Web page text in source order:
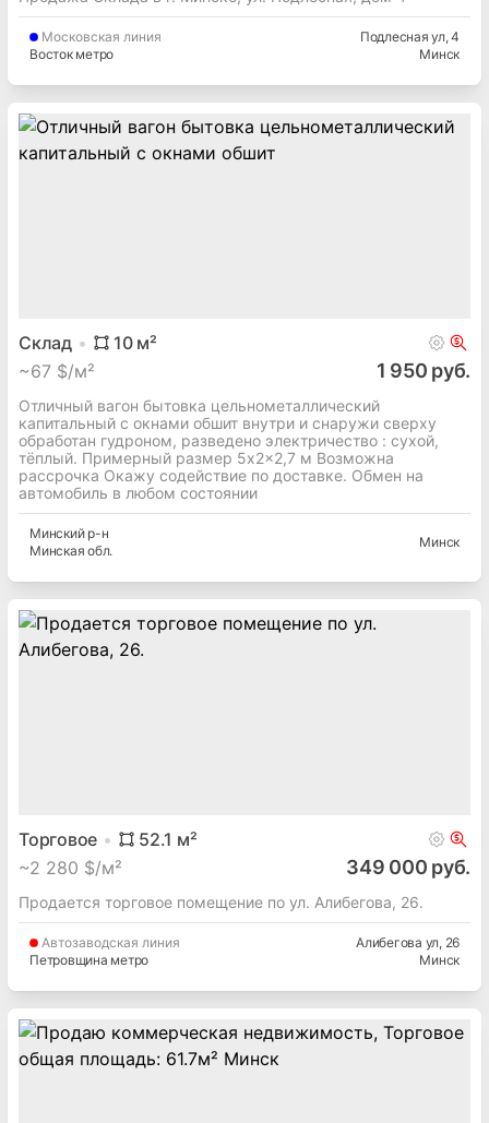
Московская линия
Восток метро
Подлесная ул, 4
Минск
Склад 10м²
~67 $/м² 1 950 руб.
Отличный вагон бытовка цельнометаллический
капитальный с окнами обшит внутри и снаружи сверху
обработан гудроном, разведено электричество : сухой,
тёплый. Примерный размер 5x2x2,7 м Возможна
рассрочка Окажу содействие по доставке. Обмен на
автомобиль в любом состоянии
Минскийр-н
Минская обл.
Минск
Торговое 52.1 м²
~2 280 $/м² 349 000 руб.
Продается торговое помещение по ул. Алибегова, 26.
Автозаводская линия
Петровщина метро
Алибегова ул, 26
Минск